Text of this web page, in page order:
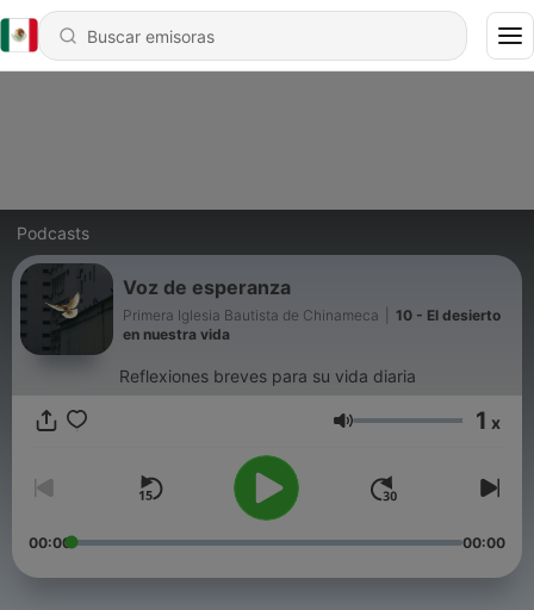
Podcasts
Voz de esperanza
Primera Iglesia Bautista de Chinameca
10 - El desierto
en nuestra vida
Reflexiones breves para su vida diaria
Volumen 1 x
00:00 00:00